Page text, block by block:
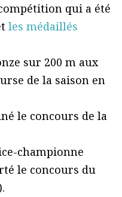
qui a été
les médaillés
sur 200 m aux
de la saison en
le concours de la
championne
le concours du